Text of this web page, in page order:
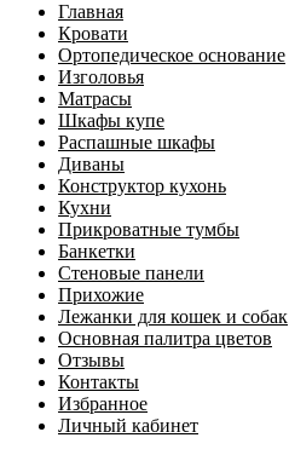
Главная
Кровати
Ортопедическое основание
Изголовья
Матрасы
Шкафы купе
Распашные шкафы
Диваны
Конструктор кухонь
Кухни
Прикроватные тумбы
Банкетки
Стеновые панели
Прихожие
Лежанки для кошек и собак
Основная палитра цветов
Отзывы
Контакты
Избранное
Личный кабинет